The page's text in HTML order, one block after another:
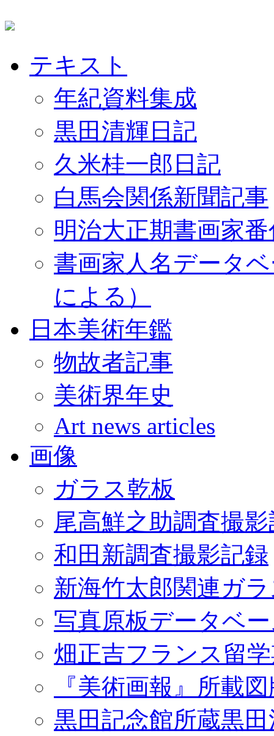
テキスト
年紀資料集成
黒田清輝日記
久米桂一郎日記
白馬会関係新聞記事
明治大正期書画家
書画家人名データ
による）
日本美術年鑑
物故者記事
美術界年史
Art news articles
画像
ガラス乾板
尾高鮮之助調査撮
和田新調査撮影記録
新海竹太郎関連ガ
写真原板データベ
畑正吉フランス留
『美術画報』所載
黒田記念館所蔵黒